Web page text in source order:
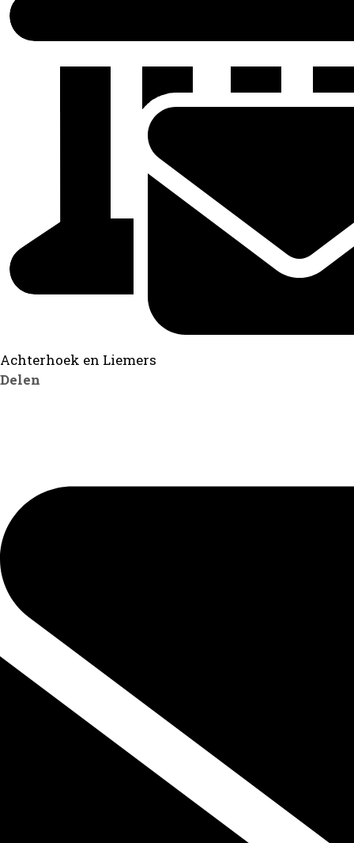
Achterhoek en Liemers
Delen